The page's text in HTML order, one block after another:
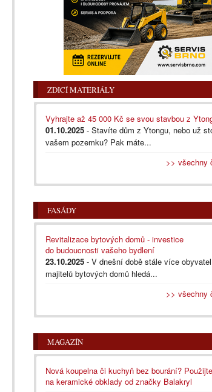
ZDICÍ MATERIÁLY
Vyhrajte až 45 000 Kč se svou stavbou z
01.10.2025 - Stavíte dům z Ytongu, nebo už
vašem pozemku? Pak máte...
>> všechny
FASÁDY
Revitalizace bytových domů - investice
do budoucnosti vašeho bydlení
23.10.2025 - V dnešní době stále více
majitelů bytových domů hledá...
>> všechny
MAGAZÍN
Nová koupelna či kuchyň bez bourání?
na keramické obklady od značky Balakryl